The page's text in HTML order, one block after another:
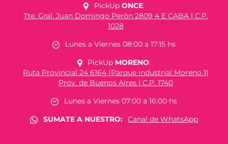
PickUp ONCE:
Tte. Gral. Juan Domingo Perón 2809 4 E CABA | C.P.
1028
Lunes a Viernes 08:00 a 17:15 hs
PickUp MORENO:
Ruta Provincial 24 6164 (Parque industrial Moreno 1)
Prov. de Buenos Aires | C.P. 1740
Lunes a Viernes 07:00 a 16:00 hs
SUMATE A NUESTRO:
Canal de WhatsApp